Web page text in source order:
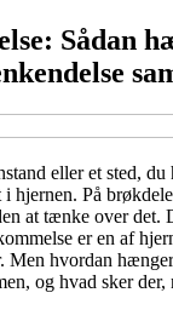
Sådan
eller et sted, du
hjernen. På
at tænke over det.
er en af
Men hvordan
og hvad sker